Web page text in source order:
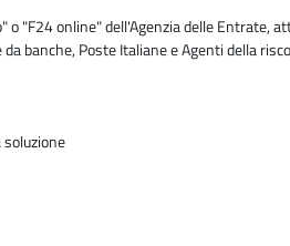
online" dell'Agenzia delle Entrate,
banche, Poste Italiane e Agenti della